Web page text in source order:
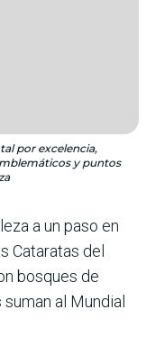
por excelencia,
y puntos
a un paso en
Cataratas del
bosques de
al Mundial